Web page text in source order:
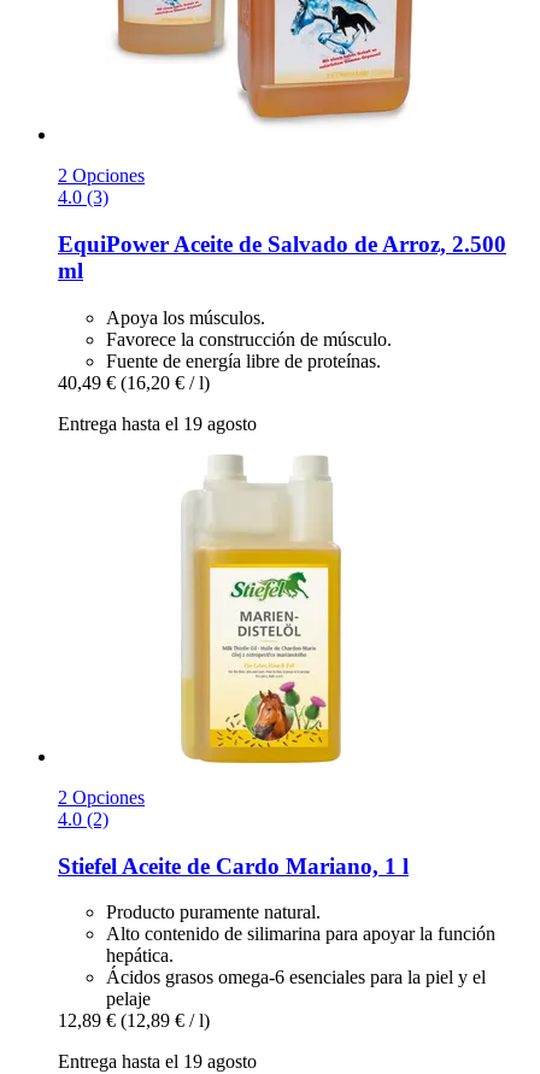
2 Opciones
4.0 (3)
EquiPower Aceite de Salvado de Arroz, 2.500
ml
Apoya los músculos.
Favorece la construcción de músculo.
Fuente de energía libre de proteínas.
40,49 € (16,20 € / l)
Entrega hasta el 19 agosto
2 Opciones
4.0 (2)
Stiefel Aceite de Cardo Mariano, 1 l
Producto puramente natural.
Alto contenido de silimarina para apoyar la función
hepática.
Ácidos grasos omega-6 esenciales para la piel y el
pelaje
12,89 € (12,89 € / l)
Entrega hasta el 19 agosto